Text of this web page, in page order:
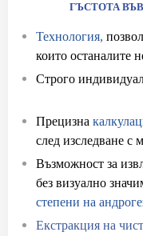
ГЪСТОТА
Технология,
които останалите
Строго
Прецизна
след изследване с
Възможност за
без визуално
степени на
Екстракция на